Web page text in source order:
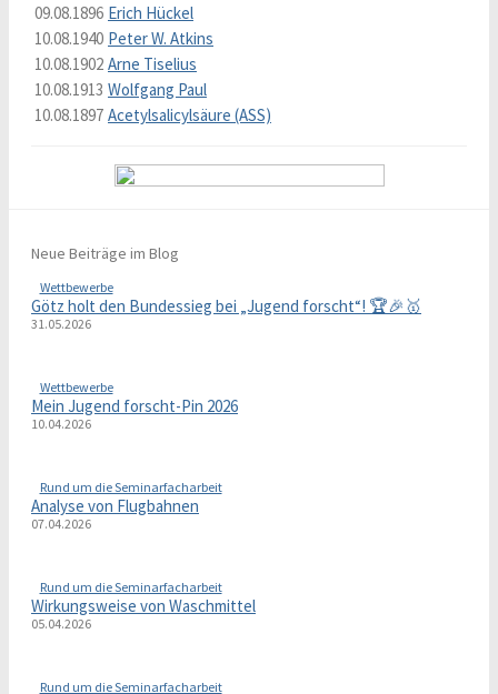
09.08.1896 Erich Hückel
10.08.1940 Peter W. Atkins
10.08.1902 Arne Tiselius
10.08.1913 Wolfgang Paul
10.08.1897 Acetylsalicylsäure (ASS)
Neue Beiträge im Blog
Wettbewerbe
Götz holt den Bundessieg bei „Jugend forscht“! 🏆🎉🥇
31.05.2026
Wettbewerbe
Mein Jugend forscht-Pin 2026
10.04.2026
Rund um die Seminarfacharbeit
Analyse von Flugbahnen
07.04.2026
Rund um die Seminarfacharbeit
Wirkungsweise von Waschmittel
05.04.2026
Rund um die Seminarfacharbeit